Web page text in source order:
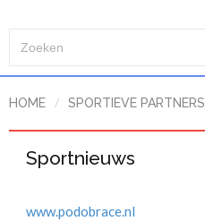
HOME / SPORTIEVE PARTNERS
Sportnieuws
www.podobrace.nl